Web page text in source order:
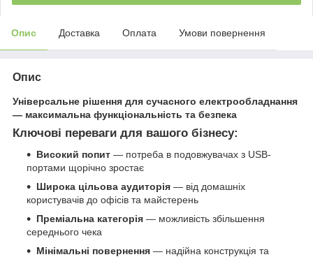
Опис Доставка Оплата Умови повернення
Опис
Універсальне рішення для сучасного електрообладнання
— максимальна функціональність та безпека
Ключові переваги для вашого бізнесу:
Високий попит — потреба в подовжувачах з USB-
портами щорічно зростає
Широка цільова аудиторія — від домашніх
користувачів до офісів та майстерень
Преміальна категорія — можливість збільшення
середнього чека
Мінімальні повернення — надійна конструкція та